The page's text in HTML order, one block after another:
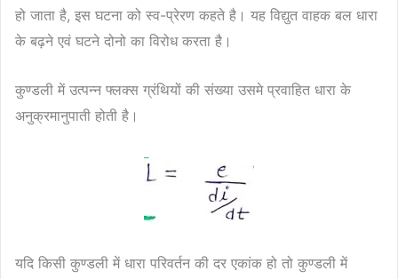
हो जाता है, इस घटना को स्व-प्रेरण कहते है। यह विद्युत वाहक बल धारा
के बढ़ने एवं घटने दोनो का विरोध करता है।
कुण्डली में उत्पन्न फ्लक्स ग्रंथियों की संख्या उसमे प्रवाहित धारा के
अनुक्रमानुपाती होती है।
यदि किसी कुण्डली में धारा परिवर्तन की दर एकांक हो तो कुण्डली में